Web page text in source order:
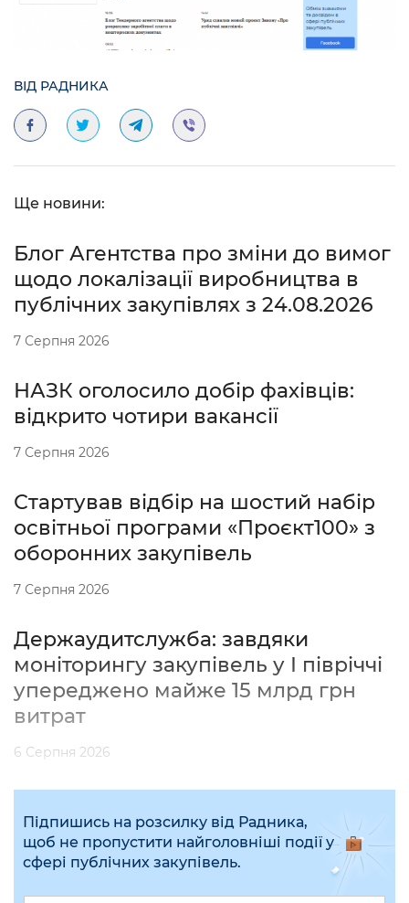
ВІД РАДНИКА
Ще новини:
Блог Агентства про зміни до вимог
щодо локалізації виробництва в
публічних закупівлях з 24.08.2026
7 Серпня 2026
НАЗК оголосило добір фахівців:
відкрито чотири вакансії
7 Серпня 2026
Стартував відбір на шостий набір
освітньої програми «Проєкт100» з
оборонних закупівель
7 Серпня 2026
Держаудитслужба: завдяки
моніторингу закупівель у І півріччі
упереджено майже 15 млрд грн
витрат
6 Серпня 2026
Підпишись на розсилку від Радника,
щоб не пропустити найголовніші події у
сфері публічних закупівель.